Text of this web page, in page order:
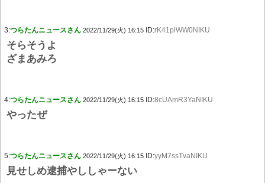
3:つらたんニュースさん 2022/11/29(火) 16:15 ID:rK41plWW0NIKU
そらそうよ
ざまあみろ
4:つらたんニュースさん 2022/11/29(火) 16:15 ID:8cUAmR3YaNIKU
やったぜ
5:つらたんニュースさん 2022/11/29(火) 16:15 ID:yyM7ssTvaNIKU
見せしめ逮捕やししゃーない